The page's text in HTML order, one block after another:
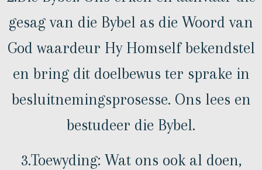
gesag van die Bybel as die Woord van
God waardeur Hy Homself bekendstel
en bring dit doelbewus ter sprake in
besluitnemingsprosesse. Ons lees en
bestudeer die Bybel.
3.Toewyding: Wat ons ook al doen,